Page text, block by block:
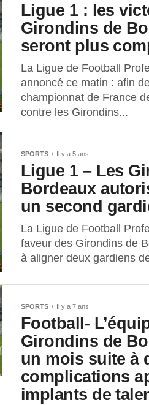
Ligue 1 : les
Girondins de
seront plus
La Ligue de Football
annoncé ce matin : afin
championnat de France
contre les Girondins...
SPORTS Il y a 5 ans
Ligue 1 – Les
Bordeaux
un second
La Ligue de Football
faveur des Girondins de
à aligner deux gardiens
SPORTS Il y a 7 ans
Football-
Girondins de
un mois suite à
complications
implants de